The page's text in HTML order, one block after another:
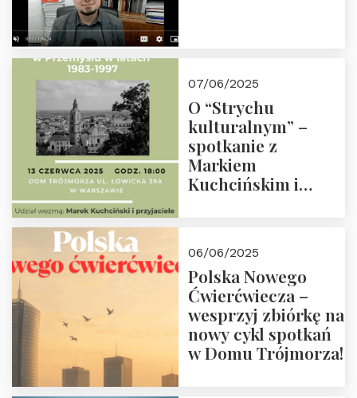
07/06/2025
O “Strychu
kulturalnym” –
spotkanie z
Markiem
Kuchcińskim i
18:00
06/06/2025
Polska Nowego
Ćwierćwiecza –
wesprzyj zbiórkę na
nowy cykl spotkań
w Domu Trójmorza!